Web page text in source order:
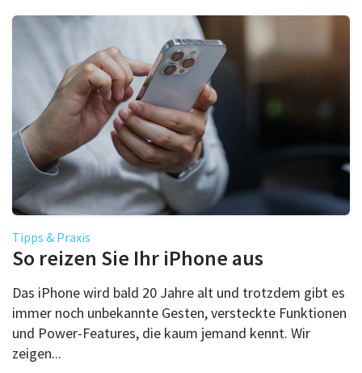
Tipps & Praxis
So reizen Sie Ihr iPhone aus
Das iPhone wird bald 20 Jahre alt und trotzdem gibt es
immer noch unbekannte Gesten, versteckte Funktionen
und Power-Features, die kaum jemand kennt. Wir
zeigen...